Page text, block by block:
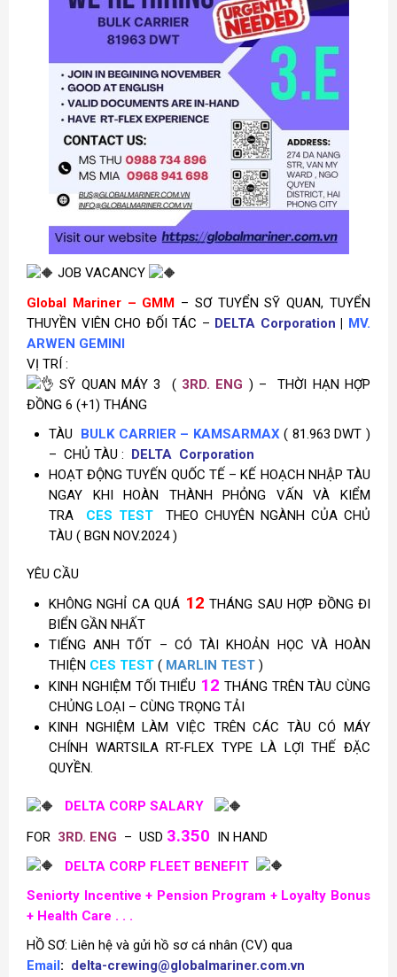
JOB VACANCY
Global Mariner – GMM – SƠ TUYỂN SỸ QUAN, TUYỂN
THUYỀN VIÊN CHO ĐỐI TÁC – DELTA Corporation | MV.
ARWEN GEMINI
VỊ TRÍ :
SỸ QUAN MÁY 3 ( 3RD. ENG ) –THỜI HẠN HỢP
ĐỒNG 6 (+1) THÁNG
TÀU
BULK CARRIER – KAMSARMAX( 81.963 DWT )
– CHỦ TÀU : DELTA Corporation
HOẠT ĐỘNG TUYẾN QUỐC TẾ – KẾ HOẠCH NHẬP TÀU
NGAY KHI HOÀN THÀNH PHỎNG VẤN VÀ KIỂM
TRA CES TEST THEO CHUYÊN NGÀNH CỦA CHỦ
TÀU ( BGN NOV.2024 )
YÊU CẦU
KHÔNG NGHỈ CA QUÁ 12 THÁNG SAU HỢP ĐỒNG ĐI
BIỂN GẦN NHẤT
TIẾNG ANH TỐT – CÓ TÀI KHOẢN HỌC VÀ HOÀN
THIỆN CES TEST ( MARLIN TEST )
KINH NGHIỆM TỐI THIỂU 12 THÁNG TRÊN TÀU CÙNG
CHỦNG LOẠI – CÙNG TRỌNG TẢI
KINH NGHIỆM LÀM VIỆC TRÊN CÁC TÀU CÓ MÁY
CHÍNH WARTSILA RT-FLEX TYPE LÀ LỢI THẾ ĐẶC
QUYỀN.
DELTA CORP SALARY
FOR 3RD. ENG – USD 3.350 IN HAND
DELTA CORP FLEET BENEFIT
Seniorty Incentive + Pension Program + Loyalty Bonus
+ Health Care . . .
HỒ SƠ: Liên hệ và gửi hồ sơ cá nhân (CV) qua
Email: delta-crewing@globalmariner.com.vn